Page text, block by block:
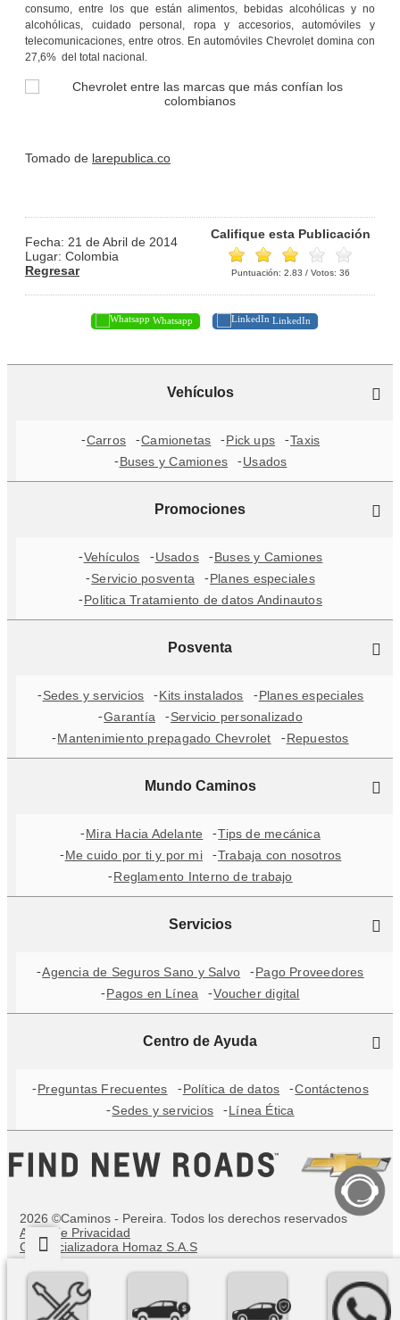
consumo, entre los que están alimentos, bebidas alcohólicas y no
alcohólicas, cuidado personal, ropa y accesorios, automóviles y
telecomunicaciones, entre otros. En automóviles Chevrolet domina con
27,6% del total nacional.
Tomado de larepublica.co
Fecha: 21 de Abril de 2014
Lugar: Colombia
Regresar
Califique esta Publicación
Puntuación: 2.83 / Votos: 36
Whatsapp LinkedIn
Vehículos
Carros Camionetas Pick ups
Taxis
Buses y Camiones
Usados
Promociones
Vehículos Usados
Buses y Camiones
Servicio posventa
Planes especiales
Politica Tratamiento de datos Andinautos
Posventa
Sedes y servicios Kits instalados
Planes especiales
Garantía
Servicio personalizado
Mantenimiento prepagado Chevrolet
Repuestos
Mundo Caminos
Mira Hacia Adelante
Tips de mecánica
Me cuido por ti y por mi
Trabaja con nosotros
Reglamento Interno de trabajo
Servicios
Agencia de Seguros Sano y Salvo
Pago Proveedores
Pagos en Línea
Voucher digital
Centro de Ayuda
Preguntas Frecuentes Política de datos
Contáctenos
Sedes y servicios
Línea Ética
2026 ©Caminos - Pereira. Todos los derechos reservados
Aviso de Privacidad
Comercializadora Homaz S.A.S